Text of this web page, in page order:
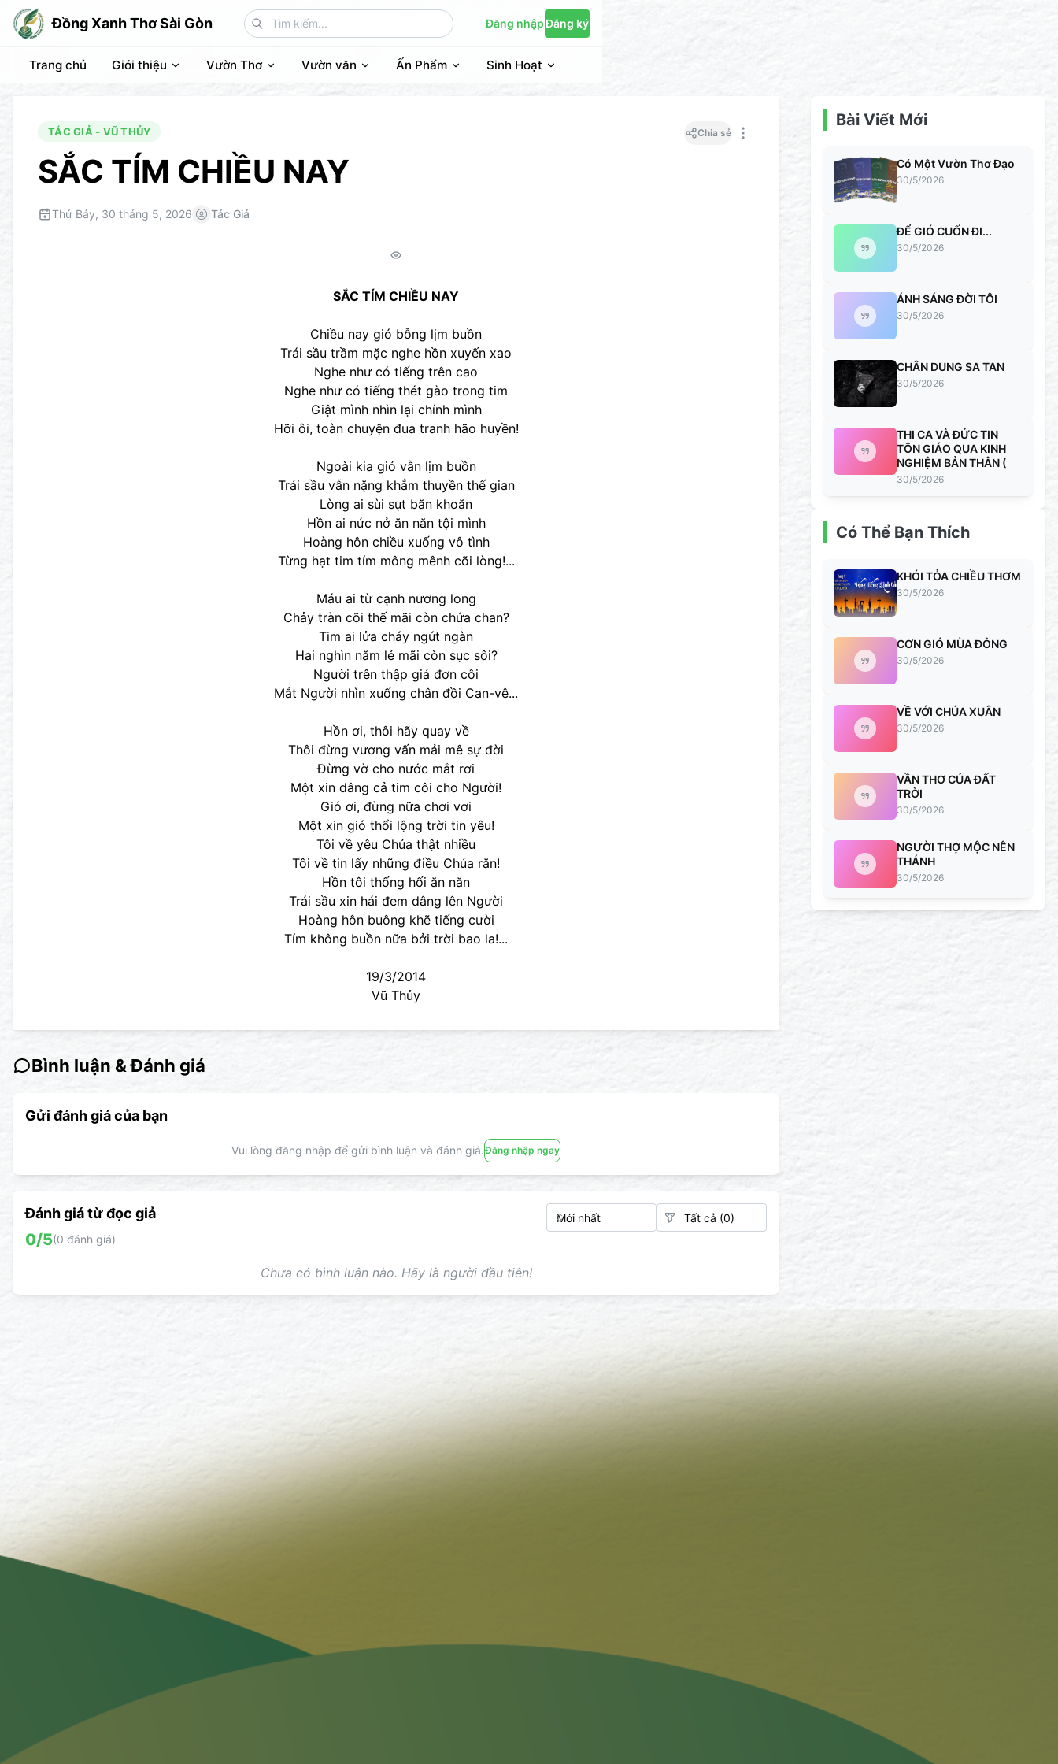
Đồng Xanh Thơ Sài Gòn Đăng nhậpĐăng ký
Trang chủ Giới thiệu Vườn Thơ Vườn văn Ấn Phẩm Sinh Hoạt
TÁC GIẢ - VŨ THỦY
SẮC TÍM CHIỀU NAY
Chia sẻ
Thứ Bảy, 30 tháng 5, 2026 Tác Giả
SẮC TÍM CHIỀU NAY
Chiều nay gió bỗng lịm buồn
Trái sầu trầm mặc nghe hồn xuyến xao
Nghe như có tiếng trên cao
Nghe như có tiếng thét gào trong tim
Giật mình nhìn lại chính mình
Hỡi ôi, toàn chuyện đua tranh hão huyền!
Ngoài kia gió vẫn lịm buồn
Trái sầu vẫn nặng khẳm thuyền thế gian
Lòng ai sùi sụt băn khoăn
Hồn ai nức nở ăn năn tội mình
Hoàng hôn chiều xuống vô tình
Từng hạt tim tím mông mênh cõi lòng!...
Máu ai từ cạnh nương long
Chảy tràn cõi thế mãi còn chứa chan?
Tim ai lửa cháy ngút ngàn
Hai nghìn năm lẻ mãi còn sục sôi?
Người trên thập giá đơn côi
Mắt Người nhìn xuống chân đồi Can-vê...
Hồn ơi, thôi hãy quay về
Thôi đừng vương vấn mải mê sự đời
Đừng vờ cho nước mắt rơi
Một xin dâng cả tim côi cho Người!
Gió ơi, đừng nữa chơi vơi
Một xin gió thổi lộng trời tin yêu!
Tôi về yêu Chúa thật nhiều
Tôi về tin lấy những điều Chúa răn!
Hồn tôi thống hối ăn năn
Trái sầu xin hái đem dâng lên Người
Hoàng hôn buông khẽ tiếng cười
Tím không buồn nữa bởi trời bao la!...
19/3/2014
Vũ Thủy
Bình luận & Đánh giá
Gửi đánh giá của bạn
Vui lòng đăng nhập để gửi bình luận và đánh giá.Đăng nhập ngay
Đánh giá từ đọc giả
0/5(0 đánh giá)
Chưa có bình luận nào. Hãy là người đầu tiên!
Bài Viết Mới
Có Một Vườn Thơ Đạo
30/5/2026
ĐỂ GIÓ CUỐN ĐI...
30/5/2026
ÁNH SÁNG ĐỜI TÔI
30/5/2026
CHÂN DUNG SA TAN
30/5/2026
THI CA VÀ ĐỨC TIN
TÔN GIÁO QUA KINH
NGHIỆM BẢN THÂN (
30/5/2026
Có Thể Bạn Thích
KHÓI TỎA CHIỀU THƠM
30/5/2026
CƠN GIÓ MÙA ĐÔNG
30/5/2026
VỀ VỚI CHÚA XUÂN
30/5/2026
VẦN THƠ CỦA ĐẤT
TRỜI
30/5/2026
NGƯỜI THỢ MỘC NÊN
THÁNH
30/5/2026